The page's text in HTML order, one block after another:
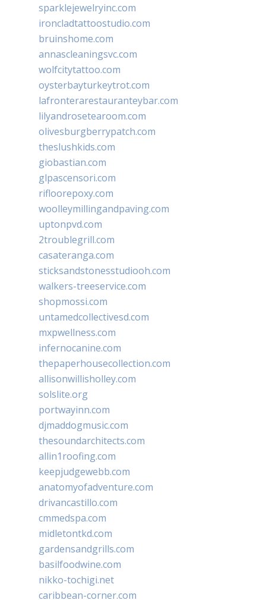
sparklejewelryinc.com
ironcladtattoostudio.com
bruinshome.com
annascleaningsvc.com
wolfcitytattoo.com
oysterbayturkeytrot.com
lafronterarestauranteybar.com
lilyandrosetearoom.com
olivesburgberrypatch.com
theslushkids.com
giobastian.com
glpascensori.com
rifloorepoxy.com
woolleymillingandpaving.com
uptonpvd.com
2troublegrill.com
casateranga.com
sticksandstonesstudiooh.com
walkers-treeservice.com
shopmossi.com
untamedcollectivesd.com
mxpwellness.com
infernocanine.com
thepaperhousecollection.com
allisonwillisholley.com
solslite.org
portwayinn.com
djmaddogmusic.com
thesoundarchitects.com
allin1roofing.com
keepjudgewebb.com
anatomyofadventure.com
drivancastillo.com
cmmedspa.com
midletontkd.com
gardensandgrills.com
basilfoodwine.com
nikko-tochigi.net
caribbean-corner.com